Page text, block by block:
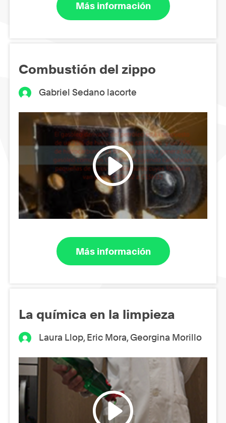
Más información
Combustión del zippo
Gabriel Sedano lacorte
Más información
La química en la limpieza
Laura Llop, Eric Mora, Georgina Morillo